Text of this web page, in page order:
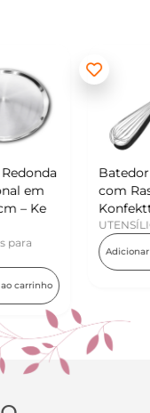
de Ovos
Raspador –
ao carrinho